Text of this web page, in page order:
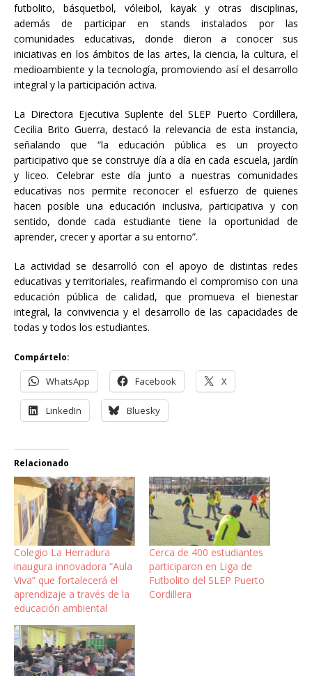
futbolito, básquetbol, vóleibol, kayak y otras disciplinas,
además de participar en stands instalados por las
comunidades educativas, donde dieron a conocer sus
iniciativas en los ámbitos de las artes, la ciencia, la cultura, el
medioambiente y la tecnología, promoviendo así el desarrollo
integral y la participación activa.
La Directora Ejecutiva Suplente del SLEP Puerto Cordillera,
Cecilia Brito Guerra, destacó la relevancia de esta instancia,
señalando que “la educación pública es un proyecto
participativo que se construye día a día en cada escuela, jardín
y liceo. Celebrar este día junto a nuestras comunidades
educativas nos permite reconocer el esfuerzo de quienes
hacen posible una educación inclusiva, participativa y con
sentido, donde cada estudiante tiene la oportunidad de
aprender, crecer y aportar a su entorno”.
La actividad se desarrolló con el apoyo de distintas redes
educativas y territoriales, reafirmando el compromiso con una
educación pública de calidad, que promueva el bienestar
integral, la convivencia y el desarrollo de las capacidades de
todas y todos los estudiantes.
Compártelo:
WhatsApp Facebook X
LinkedIn Bluesky
Relacionado
Colegio La Herradura
inaugura innovadora “Aula
Viva” que fortalecerá el
aprendizaje a través de la
educación ambiental
Cerca de 400 estudiantes
participaron en Liga de
Futbolito del SLEP Puerto
Cordillera